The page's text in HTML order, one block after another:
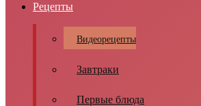
Рецепты
Видеорецепты
Завтраки
Первые блюда